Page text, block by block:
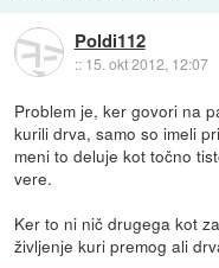
Poldi112
:: 15. okt 2012, 12:07
Problem je, ker govori na
kurili drva, samo so imeli
meni to deluje kot točno
vere.
Ker to ni nič drugega kot
življenje kuri premog ali